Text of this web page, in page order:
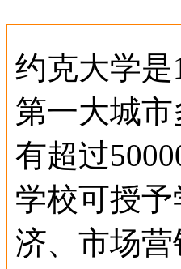
约克大学
第一大城
有超过
学校可授
济、市场